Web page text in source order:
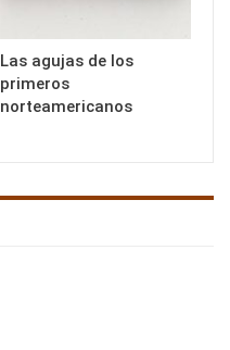
Las agujas de los
primeros
norteamericanos